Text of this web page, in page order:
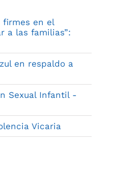
firmes en el
a las familias”:
en respaldo a
Sexual Infantil -
Vicaria